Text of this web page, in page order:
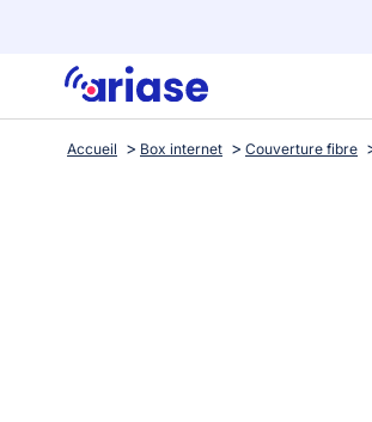
Accueil Box internet Couverture fibre